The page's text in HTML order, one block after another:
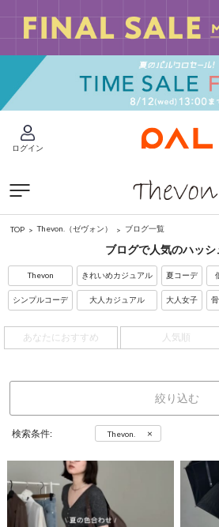
ログイン
TOP Thevon.（ゼヴォン） ブログ一覧
ブログで人気のハッシ
Thevon
シンプルコーデ
きれいめカジュアル
大人カジュアル
夏コーデ
大人女子
あなたにおすすめ 人気順
絞り込む
検索条件: Thevon. ×